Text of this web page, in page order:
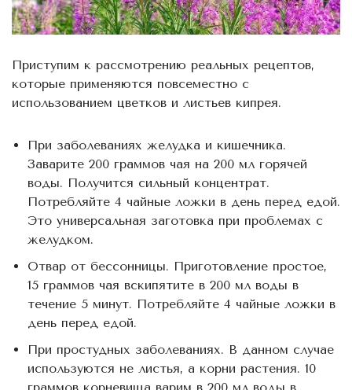
Приступим к рассмотрению реальных рецептов,
которые применяются повсеместно с
использованием цветков и листьев кипрея.
При заболеваниях желудка и кишечника.
Заварите 200 граммов чая на 200 мл горячей
воды. Получится сильный концентрат.
Потребляйте 4 чайные ложки в день перед едой.
Это универсальная заготовка при проблемах с
желудком.
Отвар от бессонницы. Приготовление простое,
15 граммов чая вскипятите в 200 мл воды в
течение 5 минут. Потребляйте 4 чайные ложки в
день перед едой.
При простудных заболеваниях. В данном случае
используются не листья, а корни растения. 10